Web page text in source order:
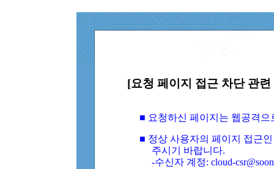
[요청 페이지 접근 차단 관
■ 요청하신 페이지는 웹공격
■ 정상 사용자의 페이지 접근
주시기 바랍니다.
-수신자 계정: cloud-